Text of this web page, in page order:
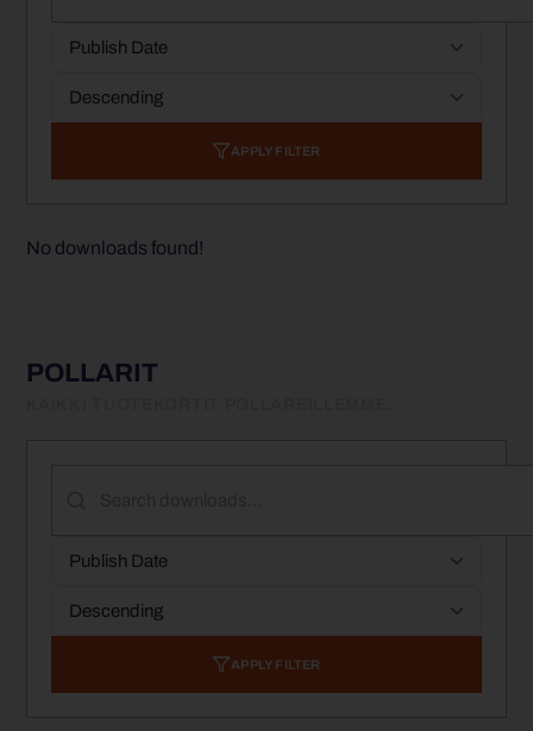
APPLY FILTER
No downloads found!
POLLARIT
APPLY FILTER